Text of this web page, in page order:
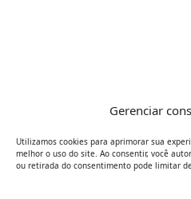
Gerenciar
Utilizamos cookies para aprimorar sua
melhor o uso do site. Ao consentir, você
ou retirada do consentimento pode limitar